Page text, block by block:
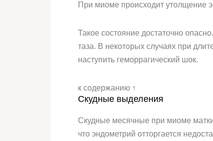
При миоме происходит утолщение
Такое состояние достаточно
таза. В некоторых случаях при
наступить геморрагический шок.
к содержанию ↑
Скудные выделения
Скудные месячные при миоме матки
что эндометрий отторгается